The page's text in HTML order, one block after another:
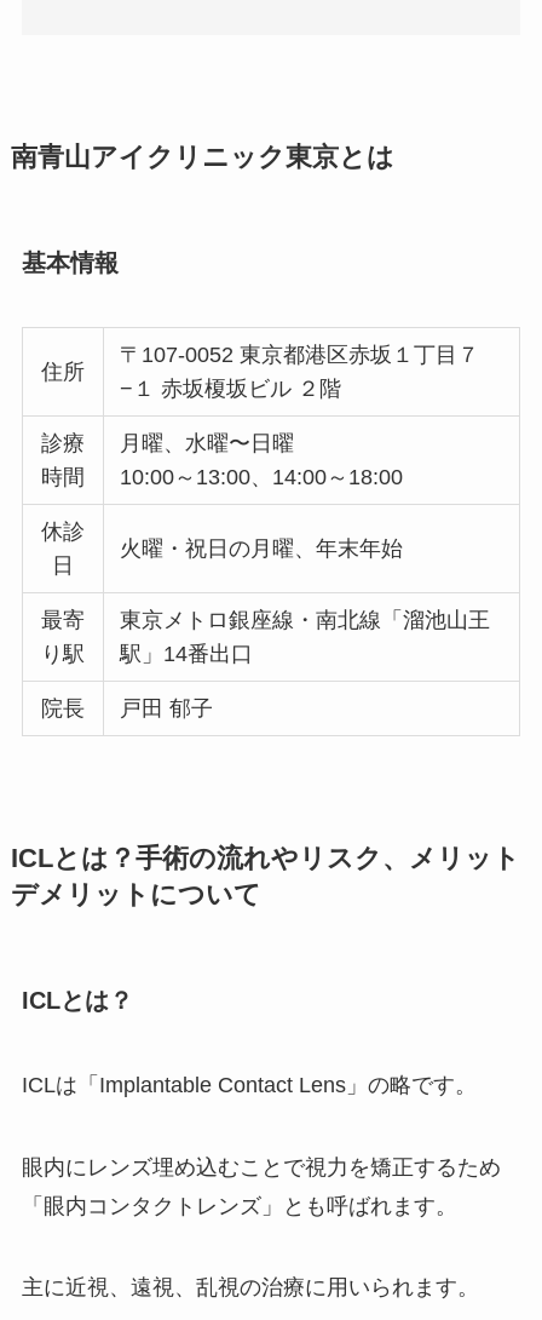
南青山アイクリニック東京とは
基本情報
住所
〒107-0052 東京都港区赤坂１丁目７
−１ 赤坂榎坂ビル ２階
診療
時間
月曜、水曜〜日曜
10:00～13:00、14:00～18:00
休診
日
火曜・祝日の月曜、年末年始
最寄
り駅
東京メトロ銀座線・南北線「溜池山王
駅」14番出口
院長 戸田 郁子
ICLとは？手術の流れやリスク、メリット
デメリットについて
ICLとは？
ICLは「Implantable Contact Lens」の略です。
眼内にレンズ埋め込むことで視力を矯正するため
「眼内コンタクトレンズ」とも呼ばれます。
主に近視、遠視、乱視の治療に用いられます。